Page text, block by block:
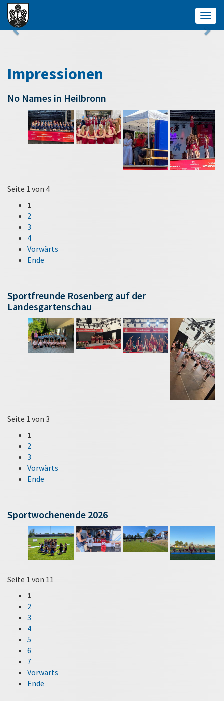
Impressionen
No Names in Heilbronn
Seite 1 von 4
1
2
3
4
Vorwärts
Ende
Sportfreunde Rosenberg auf der
Landesgartenschau
Seite 1 von 3
1
2
3
Vorwärts
Ende
Sportwochenende 2026
Seite 1 von 11
1
2
3
4
5
6
7
Vorwärts
Ende